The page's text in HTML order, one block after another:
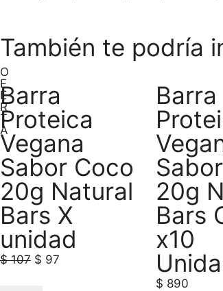
También te podría
O
F
E
R
T
A
Barra
Proteica
Vegana
Sabor Coco
20g Natural
Bars X
unidad
$107 $ 97
Barra
20g
Bars
x10
$ 890